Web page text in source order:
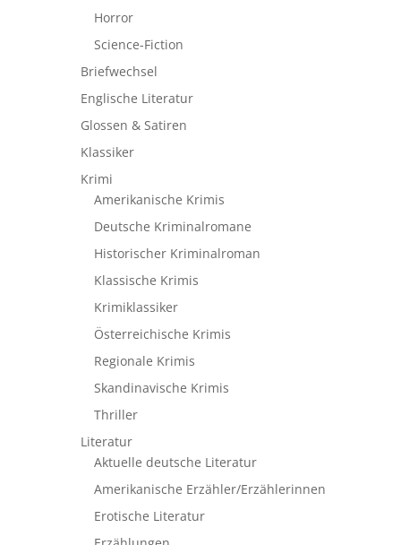
Horror
Science-Fiction
Briefwechsel
Englische Literatur
Glossen & Satiren
Klassiker
Krimi
Amerikanische Krimis
Deutsche Kriminalromane
Historischer Kriminalroman
Klassische Krimis
Krimiklassiker
Österreichische Krimis
Regionale Krimis
Skandinavische Krimis
Thriller
Literatur
Aktuelle deutsche Literatur
Amerikanische Erzähler/Erzählerinnen
Erotische Literatur